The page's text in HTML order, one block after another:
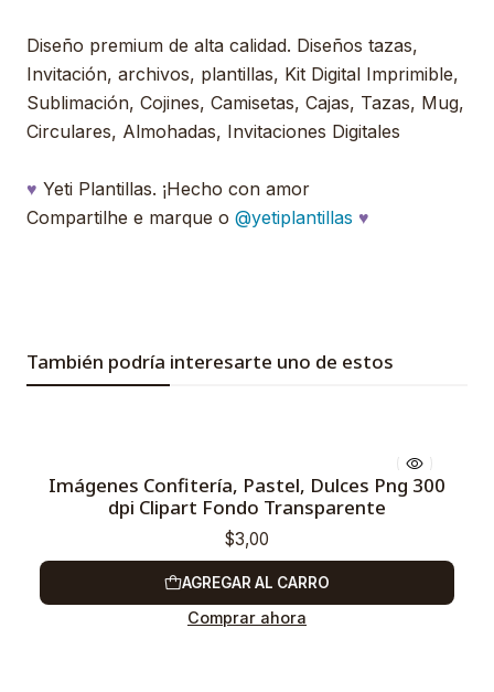
Diseño premium de alta calidad. Diseños tazas,
Invitación, archivos, plantillas, Kit Digital Imprimible,
Sublimación, Cojines, Camisetas, Cajas, Tazas, Mug,
Circulares, Almohadas, Invitaciones Digitales
♥ Yeti Plantillas. ¡Hecho con amor
Compartilhe e marque o @yetiplantillas ♥
También podría interesarte uno de estos
Imágenes Confitería, Pastel, Dulces Png 300
dpi Clipart Fondo Transparente
$3,00
AGREGAR AL CARRO
Comprar ahora